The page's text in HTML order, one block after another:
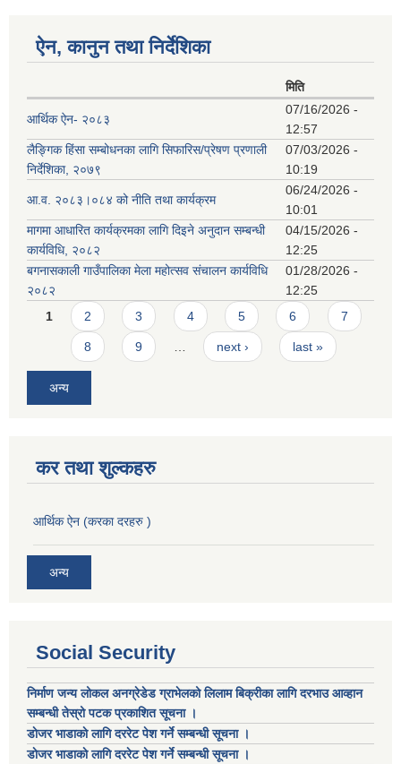
ऐन, कानुन तथा निर्देशिका
मिति
आर्थिक ऐन- २०८३
07/16/2026 -
12:57
लैङ्गिक हिंसा सम्बोधनका लागि सिफारिस/प्रेषण प्रणाली
निर्देशिका, २०७९
07/03/2026 -
10:19
आ.व. २०८३।०८४ को नीति तथा कार्यक्रम
06/24/2026 -
10:01
मागमा आधारित कार्यक्रमका लागि दिइने अनुदान सम्बन्धी
कार्यविधि, २०८२
04/15/2026 -
12:25
बगनासकाली गाउँपालिका मेला महोत्सव संचालन कार्यविधि
२०८२
01/28/2026 -
12:25
Pages
1 2 3 4 5 6 7
8 9 next › last »
अन्य
कर तथा शुल्कहरु
आर्थिक ऐन (करका दरहरु )
अन्य
Social Security
निर्माण जन्य लोकल अनग्रेडेड ग्राभेलको लिलाम बिक्रीका लागि दरभाउ आव्हान
सम्बन्धी तेस्रो पटक प्रकाशित सूचना ।
डाेजर भाडाकाे लागि दररेट पेश गर्ने सम्बन्धी सूचना ।
डाेजर भाडाकाे लागि दररेट पेश गर्ने सम्बन्धी सूचना ।